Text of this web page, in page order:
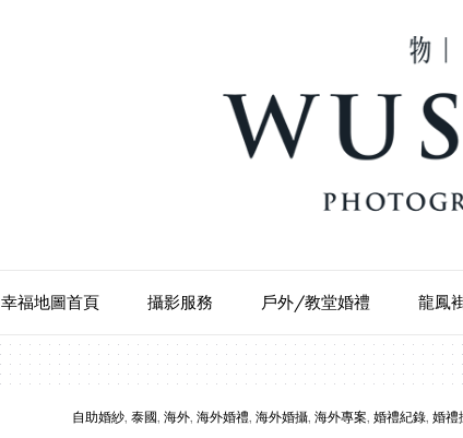
幸福地圖首頁 攝影服務 戶外/教堂婚禮 龍鳳
自助婚紗, 泰國, 海外, 海外婚禮, 海外婚攝, 海外專案, 婚禮紀錄, 婚禮